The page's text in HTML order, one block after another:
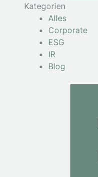
Kategorien
Alles
Corporate
ESG
IR
Blog